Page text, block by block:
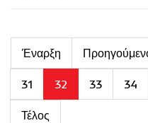
Έναρξη
31 32 33 34
Τέλος